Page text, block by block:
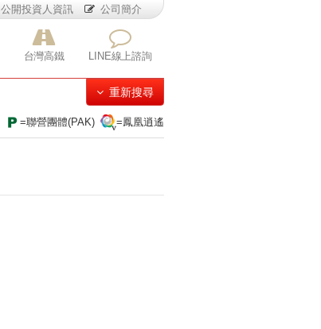
台灣高鐵 LINE線上諮詢
公開投資人資訊 公司簡介
重新搜尋
=聯營團體(PAK) =鳳凰逍遙